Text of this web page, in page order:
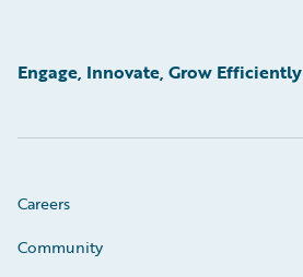
Engage, Innovate, Grow Efficiently
Careers
Community